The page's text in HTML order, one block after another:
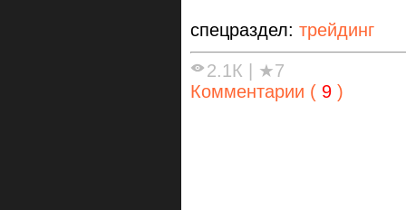
спецраздел: трейдинг
2.1К
★7
Комментарии ( 9 )